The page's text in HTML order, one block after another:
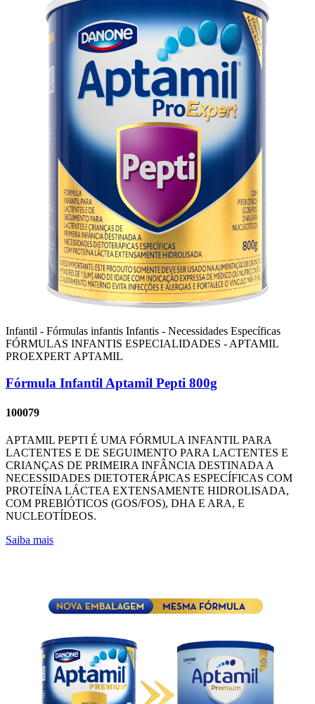
Infantil - Fórmulas infantis Infantis - Necessidades Específicas
FÓRMULAS INFANTIS ESPECIALIDADES - APTAMIL
PROEXPERT APTAMIL
Fórmula Infantil Aptamil Pepti 800g
100079
APTAMIL PEPTI É UMA FÓRMULA INFANTIL PARA
LACTENTES E DE SEGUIMENTO PARA LACTENTES E
CRIANÇAS DE PRIMEIRA INFÂNCIA DESTINADA A
NECESSIDADES DIETOTERÁPICAS ESPECÍFICAS COM
PROTEÍNA LÁCTEA EXTENSAMENTE HIDROLISADA,
COM PREBIÓTICOS (GOS/FOS), DHA E ARA, E
NUCLEOTÍDEOS.
Saiba mais